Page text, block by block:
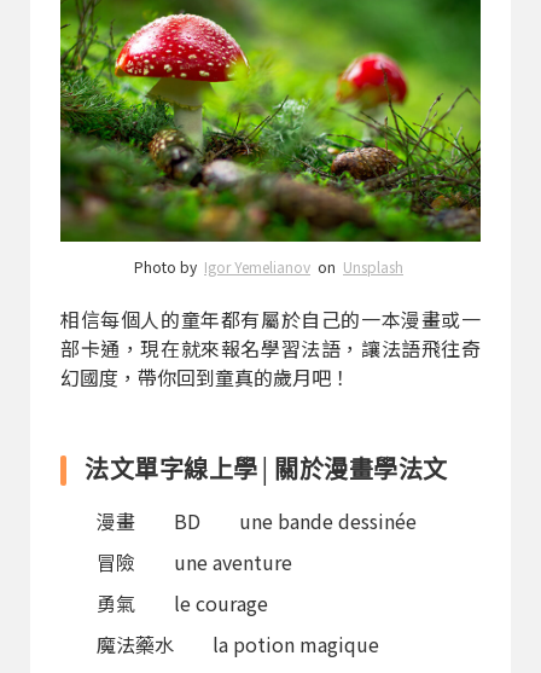
Photo by Igor Yemelianov on Unsplash
相信每個人的童年都有屬於自己的一本漫畫或一
部卡通，現在就來報名學習法語，讓法語飛往奇
幻國度，帶你回到童真的歲月吧！
法文單字線上學│關於漫畫學法文
漫畫 BD une bande dessinée
冒險 une aventure
勇氣 le courage
魔法藥水 la potion magique